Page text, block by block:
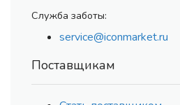
Служба заботы:
service@iconmarket.ru
Поставщикам